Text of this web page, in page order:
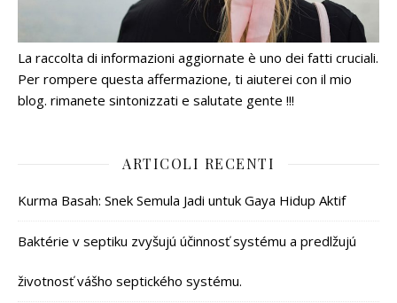
La raccolta di informazioni aggiornate è uno dei fatti cruciali.
Per rompere questa affermazione, ti aiuterei con il mio
blog. rimanete sintonizzati e salutate gente !!!
ARTICOLI RECENTI
Kurma Basah: Snek Semula Jadi untuk Gaya Hidup Aktif
Baktérie v septiku zvyšujú účinnosť systému a predlžujú
životnosť vášho septického systému.